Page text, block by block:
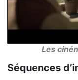
Les
Séquences